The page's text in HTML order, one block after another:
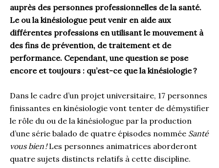
auprès des personnes professionnelles de la santé.
Le ou la kinésiologue peut venir en aide aux
différentes professions en utilisant le mouvement à
des fins de prévention, de traitement et de
performance. Cependant, une question se pose
encore et toujours : qu’est-ce que la kinésiologie?
Dans le cadre d’un projet universitaire, 17 personnes
finissantes en kinésiologie vont tenter de démystifier
le rôle du ou de la kinésiologue par la production
d’une série balado de quatre épisodes nommée Santé
vous bien!Les personnes animatrices aborderont
quatre sujets distincts relatifs à cette discipline.